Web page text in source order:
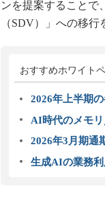
ンを提案することで
（SDV）」への移行
おすすめホワイト
2026年上半期
AI時代のメモ
2026年3月期通
生成AIの業務利